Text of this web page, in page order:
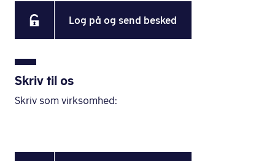
Log på og send besked
Skriv til os
Skriv som virksomhed: